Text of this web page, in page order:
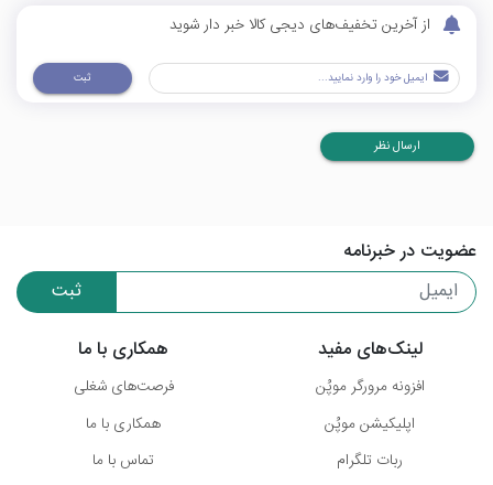
از آخرین تخفیف‌های دیجی کالا خبر دار شوید
ثبت
ارسال نظر
عضویت در خبرنامه
ثبت
لینک‌های مفید
افزونه مرورگر موپُن
اپلیکیشن موپُن
ربات تلگرام
همکاری با ما
فرصت‌های شغلی
همکاری با ما
تماس با ما